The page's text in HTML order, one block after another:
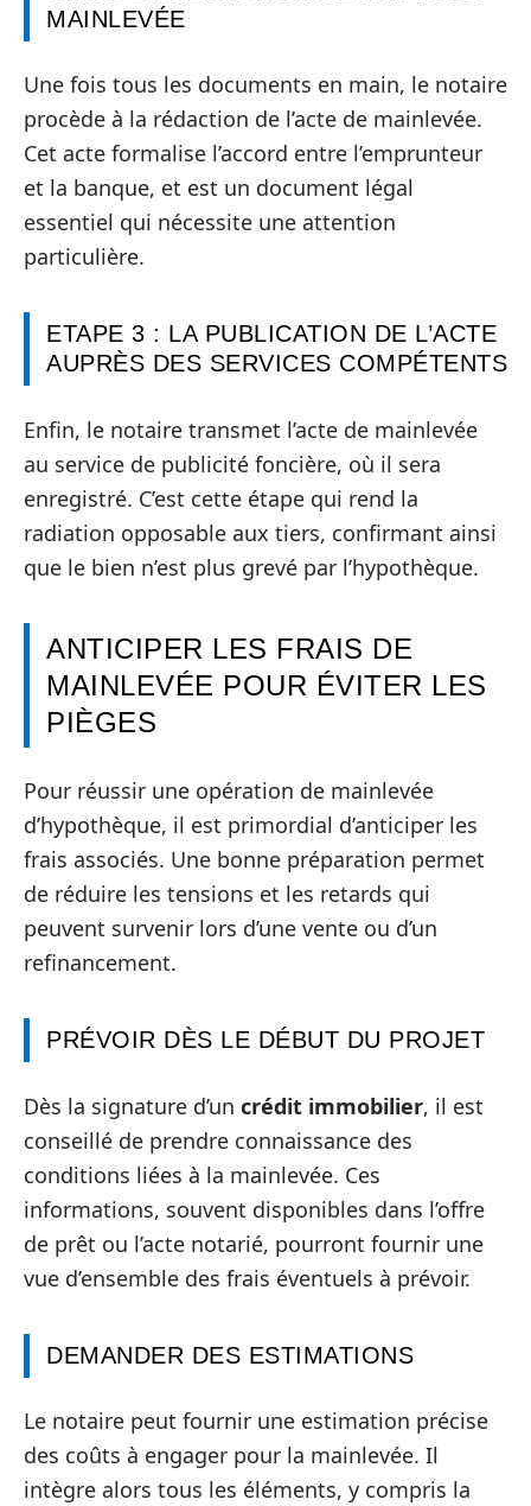
MAINLEVÉE
Une fois tous les documents en main, le notaire
procède à la rédaction de l’acte de mainlevée.
Cet acte formalise l’accord entre l’emprunteur
et la banque, et est un document légal
essentiel qui nécessite une attention
particulière.
ETAPE 3 : LA PUBLICATION DE L’ACTE
AUPRÈS DES SERVICES COMPÉTENTS
Enfin, le notaire transmet l’acte de mainlevée
au service de publicité foncière, où il sera
enregistré. C’est cette étape qui rend la
radiation opposable aux tiers, confirmant ainsi
que le bien n’est plus grevé par l’hypothèque.
ANTICIPER LES FRAIS DE
MAINLEVÉE POUR ÉVITER LES
PIÈGES
Pour réussir une opération de mainlevée
d’hypothèque, il est primordial d’anticiper les
frais associés. Une bonne préparation permet
de réduire les tensions et les retards qui
peuvent survenir lors d’une vente ou d’un
refinancement.
PRÉVOIR DÈS LE DÉBUT DU PROJET
Dès la signature d’un crédit immobilier, il est
conseillé de prendre connaissance des
conditions liées à la mainlevée. Ces
informations, souvent disponibles dans l’offre
de prêt ou l’acte notarié, pourront fournir une
vue d’ensemble des frais éventuels à prévoir.
DEMANDER DES ESTIMATIONS
Le notaire peut fournir une estimation précise
des coûts à engager pour la mainlevée. Il
intègre alors tous les éléments, y compris la